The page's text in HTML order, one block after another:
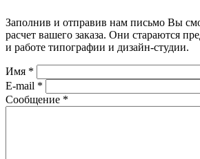
Заполнив и отправив нам письмо Вы
расчет вашего заказа. Они стараются
и работе типографии и дизайн-студии.
Имя *
E-mail *
Сообщение *